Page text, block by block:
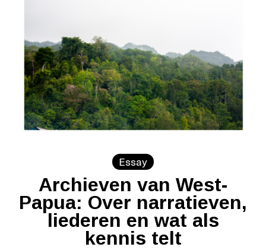
Essay
Archieven van West-
Papua: Over narratieven,
liederen en wat als
kennis telt